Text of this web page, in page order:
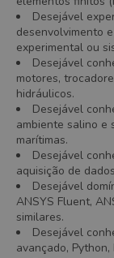
Desejável
desenvolvimento
experimental ou
Desejável
motores,
hidráulicos.
Desejável
ambiente salino e
marítimas.
Desejável
aquisição de
Desejável
ANSYS Fluent,
similares.
Desejável
avançado,